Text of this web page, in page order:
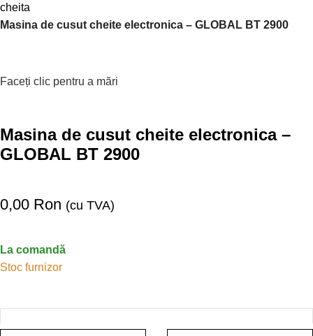
cheita
Masina de cusut cheite electronica – GLOBAL BT 2900
Faceți clic pentru a mări
Masina de cusut cheite electronica –
GLOBAL BT 2900
0,00 Ron (cu TVA)
La comandă
Stoc furnizor